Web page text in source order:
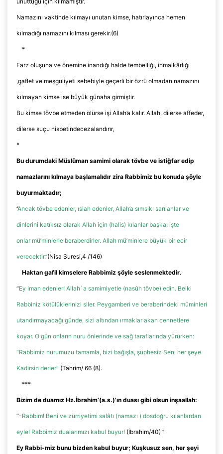
Namazını vaktinde kılmayı unutan kimse, hatırlayınca hemen
kılmadığı namazını kılması gerekir.(6)
*
Farz oluşuna ve önemine inandığı halde tembelliği, ihmalkârlığı
,gaflet ve meşguliyeti sebebiyle geçerli bir özrü olmadan namazını
kılmayan kimse ise büyük günaha girmiştir.
Bu kimse tövbe etmeden ölürse işi Allah’a kalır. Allah, dilerse affeder,
dilerse suçu nisbetindecezalandırır,
*
Bu durumdaki Müslüman samimi olarak tövbe ve istiğfar edip
namazlarını kılmaya başlamalıdır zira Rabbimiz bu konuda şöyle
buyurmaktadır;
‘’Ancak tövbe edenler, ıslah edenler, Allah’a sımsıkı sarılanlar ve
dinlerini katıksız olarak Allah için (halis) kılanlar başka; işte
onlar mü’minlerleberaberdirler. Allah mü’minlerebüyük bir ecir
verecektir.’’(Nisa Suresi,4 /146)
Haktan gafil kimselere Rabbimiz şöyle seslenmektedir.
“Ey iman edenler! Allah`a samimiyetle (nasûhtövbe) edin. Belki
Rabbiniz kötülüklerinizi siler. Peygamberi ve beraberindeki müminleri
utandırmayacağı günde, sizi altından ırmaklar akan cennetlere
koyar. O gün onların nuru önlerinde ve sağ taraflarında yürürken:
“Rabbimiz nurumuzu tamamla, bizi bağışla, şüphesiz Sen, her şeye
Kadirsin derler” (Tahrim/ 66 (8).
***
Bizim de duamız Hz.İbrahim’(a.s.)’ınduası gibi olsun inşaallah:
“-Rabbim! Beni ve zürriyetimi salâtı (namazı ) dosdoğru kılanlardan
eyle! Rabbimiz dualarımızı kabul buyur!(İbrahim/40) ‘’
Ey Rabbi-mizbunu bizden kabul buyur; Kuşkusuz sen, her şeyi